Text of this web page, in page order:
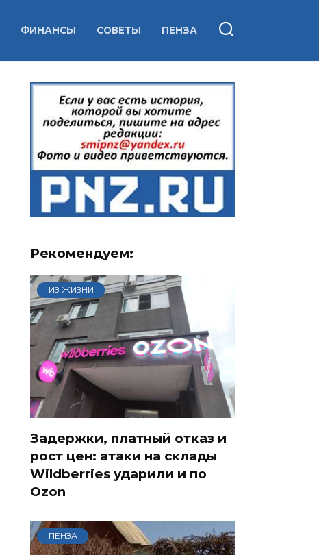
ФИНАНСЫ СОВЕТЫ ПЕНЗА
Рекомендуем:
ИЗ ЖИЗНИ
Задержки, платный отказ и
рост цен: атаки на склады
Wildberries ударили и по
Ozon
ПЕНЗА